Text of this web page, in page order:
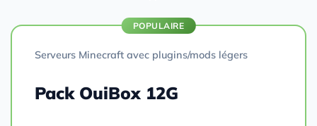
POPULAIRE
Serveurs Minecraft avec plugins/mods légers
Pack OuiBox 12G